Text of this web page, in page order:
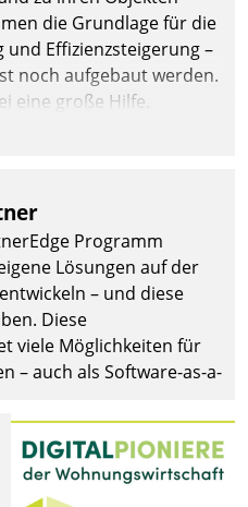
die Grundlage für die
Effizienzsteigerung –
noch aufgebaut werden.
eine große Hilfe.
Programm
Lösungen auf der
– und diese
Diese
viele Möglichkeiten für
– auch als Software-as-a-